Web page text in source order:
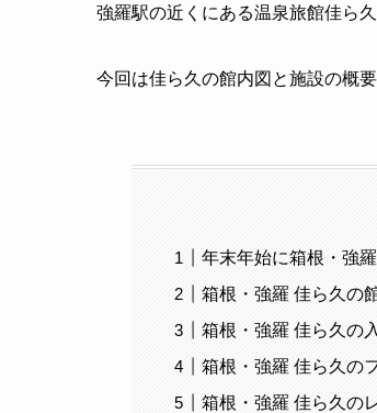
強羅駅の近くにある温泉旅館佳ら
今回は佳ら久の館内図と施設の概
年末年始に箱根・強
箱根・強羅 佳ら久の
箱根・強羅 佳ら久の
箱根・強羅 佳ら久の
箱根・強羅 佳ら久の